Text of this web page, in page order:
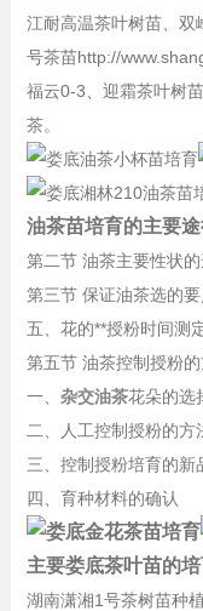
江耐高温茶叶树苗、双
号茶苗http://
福云0-3、迎霜茶叶树
茶。
油茶苗培育的主要途
第二节 油茶主要性状的
第三节 保证油茶选的要
五、花的**授粉时间测
第五节 油茶控制授粉
一、 杂交油茶花朵的选
二、人工控制授粉的方
三、控制授粉培育的新
四、育种材料的确认
主要娄底茶叶苗的培
湖南潇湘1号茶树苗种